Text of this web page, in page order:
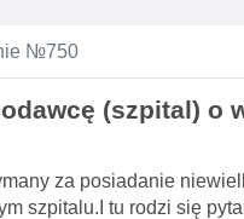
№750
(szpital) o
za posiadanie
szpitalu.I tu rodzi się